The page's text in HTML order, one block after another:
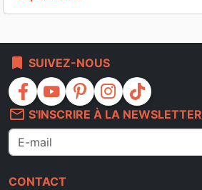
bookmark SUIVEZ-NOUS
facebook youtube pinterest instagram
tiktok
mail_outline S'INSCRIRE À LA NEWSLETTER
CONTACT